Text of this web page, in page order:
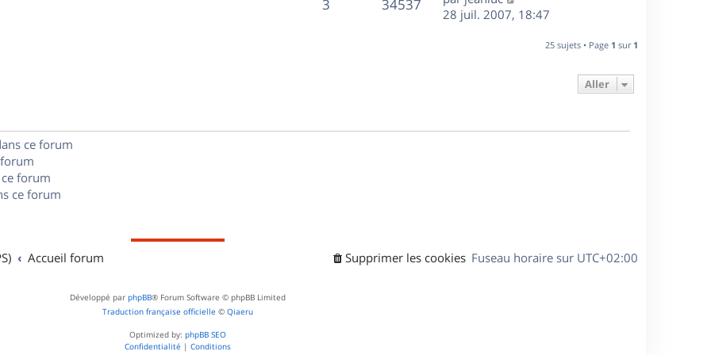
g
e
s
s
m
p
e
i
3 34537
e
28 juil. 2007, 18:47
25 sujets • Page 1 sur 1
Aller
ce forum
forum
ce forum
Accueil forum Fuseau horaire sur UTC+02:00
Supprimer les cookies
Développé par phpBB® Forum Software © phpBB Limited
Traduction française officielle © Qiaeru
Optimized by: phpBB SEO
Confidentialité | Conditions